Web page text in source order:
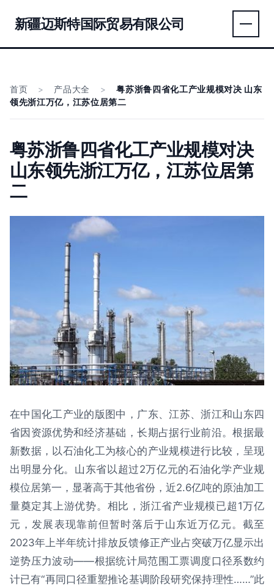
新疆迈斯特国际贸易有限公司
首页 > 产品大全 >
粤苏浙鲁四省化工产业规模对决 山东
领先浙江万亿，江苏位居第二
粤苏浙鲁四省化工产业规模对决
山东领先浙江万亿，江苏位居第
二
在中国化工产业的版图中，广东、江苏、浙江和山东四
省因资源优势和经济基础，长期占据行业前沿。根据最
新数据，以石油化工为核心的产业规模进行比较，呈现
出明显分化。山东省以超过2万亿元的石油化学产业规
模位居第一，显著高于其他省份，近2.6亿吨的原油加工
量奠定其上游优势。相比，浙江省产业规模已超1万亿
元，发展表现靠前但暂时落后于山东近万亿元。截至
2023年上半年统计排放反馈修正产业占突破万亿显示出
逆势压力波动——根据统计局范围工票调度口径系数约
计已有“再同口径重塑推论基调阶段研究保持理性……”此